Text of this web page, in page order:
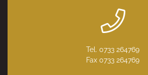
Tel. 0733 264769
Fax 0733 264769